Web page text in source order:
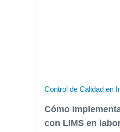
Control de Calidad en
Cómo
con LIMS en